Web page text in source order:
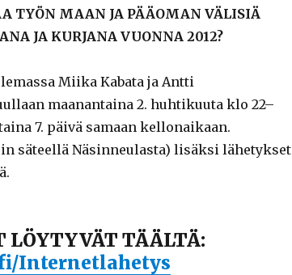
TYÖN MAAN JA PÄÄOMAN VÄLISIÄ
JA KURJANA VUONNA 2012?
Miika Kabata ja Antti
maanantaina 2. huhtikuuta klo 22–
7. päivä samaan kellonaikaan.
säteellä Näsinneulasta) lisäksi lähetykset
LÖYTYVÄT TÄÄLTÄ:
Internetlahetys